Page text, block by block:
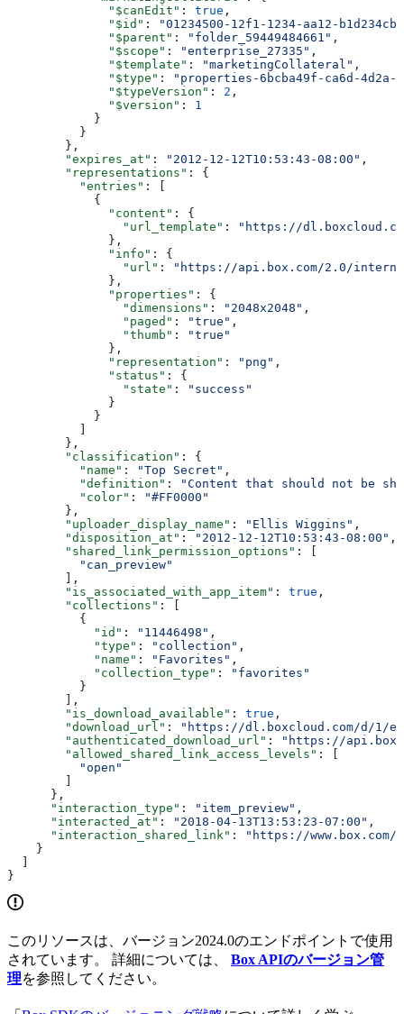
              "$canEdit"
: true ,
              "$id"
:
"01234500-12f1-1234-aa12-
              "$parent"
: "folder_59449484661" ,
              "$scope"
: "enterprise_27335" ,
              "$template"
: "marketingCollateral" ,
              "$type"
:
"properties-6bcba49f-ca6d-4d2a-
              "$typeVersion"
: 2 ,
              "$version"
: 1
            }
          }
        },
        "expires_at"
: "2012-12-12T10:53:43-08:00" ,
        "representations"
: {
          "entries"
: [
            {
              "content"
: {
                "url_template"
:
"https://
              },
              "info"
: {
                "url"
:
"https://api.box.com/2.0/
              },
              "properties"
: {
                "dimensions"
: "2048x2048" ,
                "paged"
: "true" ,
                "thumb"
:
"true"
              },
              "representation"
: "png" ,
              "status"
: {
                "state"
:
"success"
              }
            }
        },
        "classification"
: {
          "name"
: "Top Secret" ,
          "definition"
:
"Content that should not be
          "color"
:
"#FF0000"
        },
        "uploader_display_name"
: "Ellis Wiggins" ,
        "disposition_at"
: "2012-12-12T10:53:43-08:00" ,
        "shared_link_permission_options"
: [
          "can_preview"
        ],
        "is_associated_with_app_item"
: true ,
        "collections"
: [
          {
            "id"
: "11446498" ,
            "type"
: "collection" ,
            "name"
: "Favorites" ,
            "collection_type"
:
"favorites"
          }
        ],
        "is_download_available"
: true ,
        "download_url"
:
"https://dl.boxcloud.com/d/1/
        "authenticated_download_url"
:
"https://
        "allowed_shared_link_access_levels"
: [
          "open"
      },
      "interaction_type"
: "item_preview" ,
      "interacted_at"
: "2018-04-13T13:53:23-07:00" ,
      "interaction_shared_link"
:
"https://
    }
}
このリソースは、バージョン2024.0のエンドポイントで使用
されています。 詳細については、 Box APIのバージョン管
理を参照してください。